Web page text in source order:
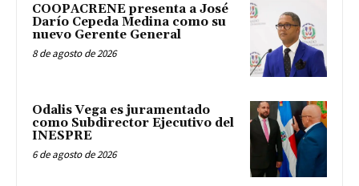
COOPACRENE presenta a José
Darío Cepeda Medina como su
nuevo Gerente General
8 de agosto de 2026
Odalis Vega es juramentado
como Subdirector Ejecutivo del
INESPRE
6 de agosto de 2026